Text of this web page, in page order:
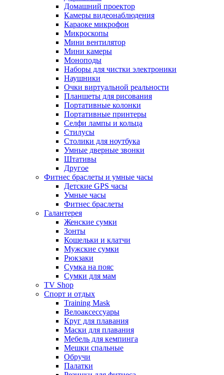
Домашний проектор
Камеры видеонаблюдения
Караоке микрофон
Микроскопы
Мини вентилятор
Мини камеры
Моноподы
Наборы для чистки электроники
Наушники
Очки виртуальной реальности
Планшеты для рисования
Портативные колонки
Портативные принтеры
Селфи лампы и кольца
Стилусы
Столики для ноутбука
Умные дверные звонки
Штативы
Другое
Фитнес браслеты и умные часы
Детские GPS часы
Умные часы
Фитнес браслеты
Галантерея
Женские сумки
Зонты
Кошельки и клатчи
Мужские сумки
Рюкзаки
Сумка на пояс
Сумки для мам
TV Shop
Спорт и отдых
Training Mask
Велоаксессуары
Круг для плавания
Маски для плавания
Мебель для кемпинга
Мешки спальные
Обручи
Палатки